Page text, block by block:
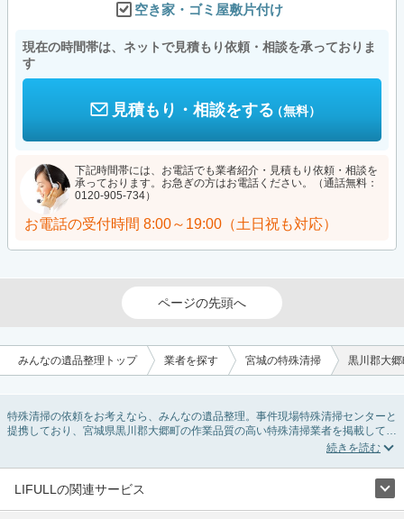
空き家・ゴミ屋敷片付け
現在の時間帯は、ネットで見積もり依頼・相談を承っておりま
す
見積もり・相談をする（無料）
下記時間帯には、お電話でも業者紹介・見積もり依頼・相談を
承っております。お急ぎの方はお電話ください。（通話無料：
0120-905-734）
お電話の受付時間 8:00～19:00（土日祝も対応）
ページの先頭へ
みんなの遺品整理トップ 業者を探す 宮城の特殊清掃 黒川郡大
特殊清掃の依頼をお考えなら、みんなの遺品整理。事件現場特殊清掃センターと
提携しており、宮城県黒川郡大郷町の作業品質の高い特殊清掃業者を掲載してい
ます。孤独死・孤立死に伴う不用品の処分・回収・引き取りから、事件・事故・
合はリフォームによる原状回復・オゾン脱臭機による腐敗臭などの臭いの脱臭・
LIFULLの関連サービス